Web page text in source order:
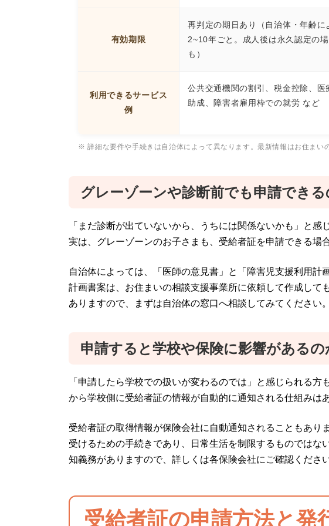
有効期限
再判定の期日あり（自治体・年齢に
2~10年ごと。成人後は永久認定の
も）
利用できるサービス
例
公共交通機関の割引、税金控除、医
助成、障害者雇用枠での就労 など
※ 詳細な要件や手続きは自治体によって異なります。最新情報はお住まい
グレーゾーンや診断前でも申請でき
「まだ診断が出ていないから、うちには関係ないかも」と
実は、グレーゾーンのお子さまも、受給者証を申請できる場
自治体によっては、「医師の意見書」と「障害児支援利用
計画書案は、お住まいの相談支援事業所に依頼して作成して
ありますので、まずは自治体の窓口へ相談してみてください。
申請すると学校や保険に影響があるの
「申請したら学校での扱いが変わるのでは」と感じられる
から学校側に受給者証の情報が自動的に通知される仕組みは
受給者証の取得情報が保険会社に自動通知されることもあ
受けるための手続きであり、日常生活を制限するものでは
知義務がありますので、詳しくは各保険会社にご確認ください
受給者証の申請方法と発